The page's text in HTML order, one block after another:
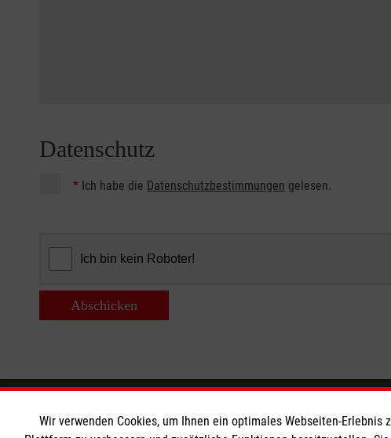
Datenschutz
* Ich habe die Datenschutzbestimmungen gelesen.
Abschicken
Informationen Die Malteser
Wir verwenden Cookies, um Ihnen ein optimales Webseiten-